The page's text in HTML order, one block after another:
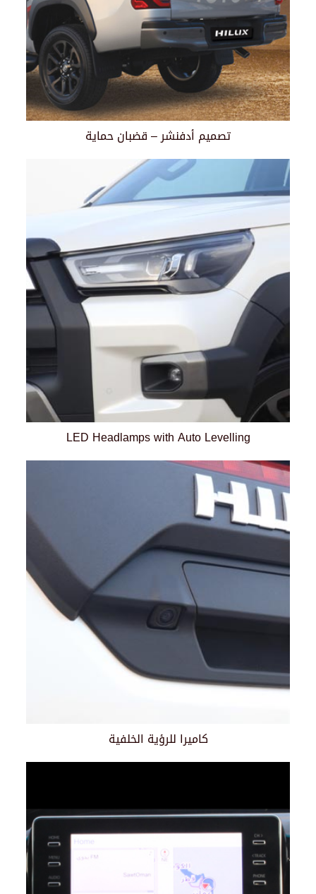
تصميم أدفنشر – قضبان حماية
LED Headlamps with Auto Levelling
كاميرا للرؤية الخلفية